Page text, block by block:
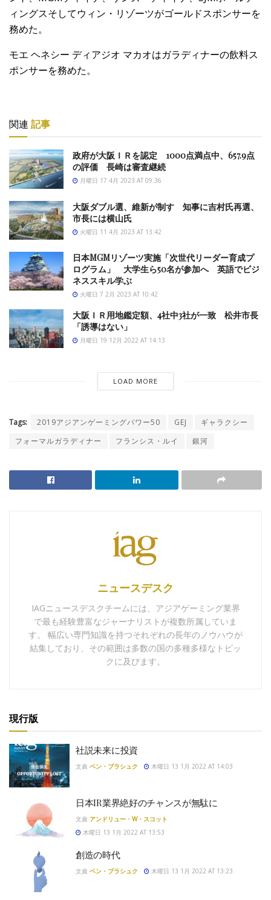
ィングスそしてウィン・リゾーツがゴールドスポンサーを
務めた。
モエ ヘネシー ディアジオ マカオはガラディナーの飲料ス
ポンサーを務めた。
関連 記事
政府が大阪ＩＲを認定 1000点満点中、657.9点
の評価 長崎は審査継続
月曜日 17 4月 2023 AT 09:36
大阪ダブル選、維新が制す 知事に吉村氏再選、
市長には横山氏
火曜日 11 4月 2023 AT 13:42
日本MGMリゾーツ実施「次世代リーダー育成プ
ログラム」 大学生ら50名が参加へ 英語でビジ
ネススキル学ぶ
火曜日 7 2月 2023 AT 10:42
大阪ＩＲ用地鑑定額、4社中3社が一致 松井市長
「誘導はない」
月曜日 19 12月 2022 AT 14:13
LOAD MORE
Tags: 2019アジアンゲーミングパワー50 GEJ
ギャラクシー
フォーマルガラディナー
フランシス・ルイ 銀河
ニュースデスク
IAGニュースデスクチームには、アジアゲーミング業界
で最も経験豊富なジャーナリストが複数所属していま
す。 幅広い専門知識を持つそれぞれの長年のノウハウが
結集しており、その範囲は多数の国の多種多様なトピッ
クに及びます。
現行版
社説未来に投資
文責 ベン・ブラシュク 木曜日 13 1月 2022 AT 14:03
日本IR業界絶好のチャンスが無駄に
文責 アンドリュー・W・スコット
木曜日 13 1月 2022 AT 13:53
創造の時代
文責 ベン・ブラシュク 木曜日 13 1月 2022 AT 13:23